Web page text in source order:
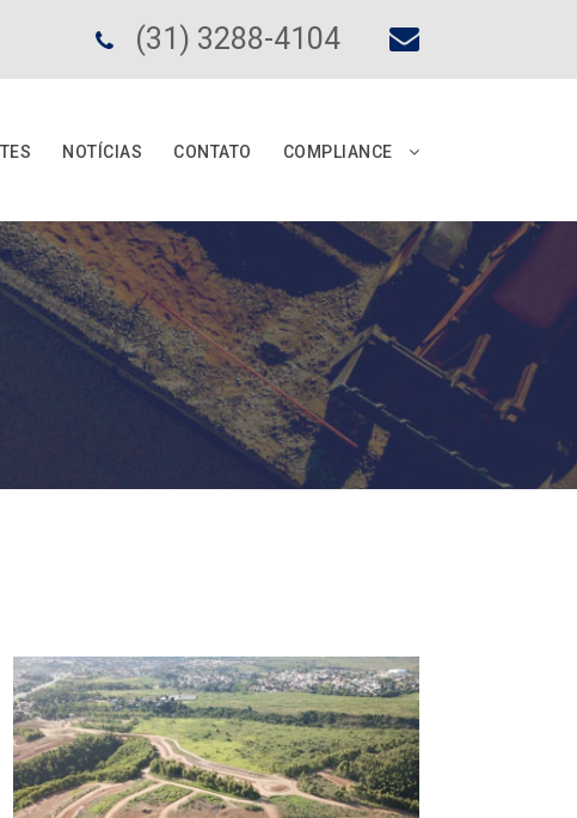
(31) 3288-4104
NOTÍCIAS CONTATO COMPLIANCE